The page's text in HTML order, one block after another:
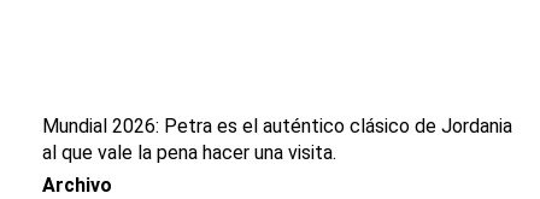
Mundial 2026: Petra es el auténtico clásico de Jordania
al que vale la pena hacer una visita.
Archivo